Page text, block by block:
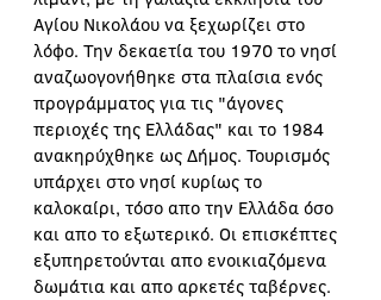
Αγίου Νικολάου να ξεχωρίζει στο
λόφο. Την δεκαετία του 1970 το νησί
αναζωογονήθηκε στα πλαίσια ενός
προγράμματος για τις "άγονες
περιοχές της Ελλάδας" και το 1984
ανακηρύχθηκε ως Δήμος. Τουρισμός
υπάρχει στο νησί κυρίως το
καλοκαίρι, τόσο απο την Ελλάδα όσο
και απο το εξωτερικό. Οι επισκέπτες
εξυπηρετούνται απο ενοικιαζόμενα
δωμάτια και απο αρκετές ταβέρνες.